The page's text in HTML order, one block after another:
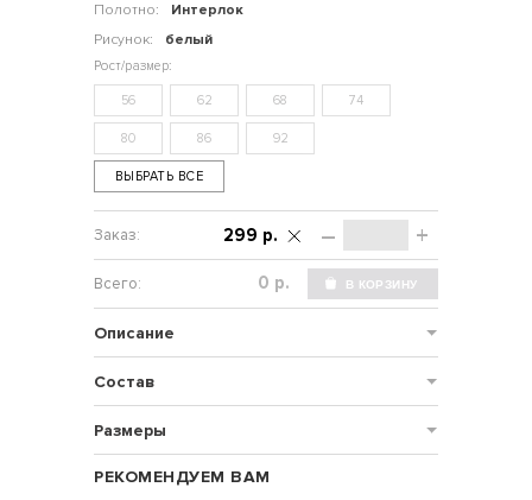
Полотно:
Интерлок
Рисунок:
белый
56 62 68 74
80 86 92
ВЫБРАТЬ ВСЕ
– +
299 р.
р.
Описание
Состав
Размеры
РЕКОМЕНДУЕМ ВАМ